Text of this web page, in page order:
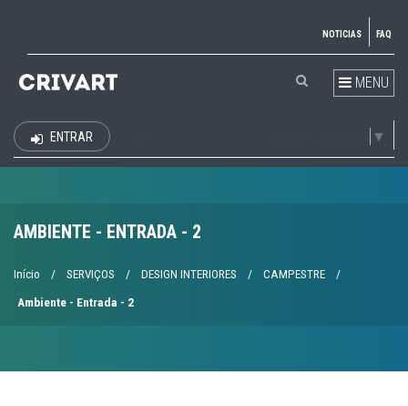
NOTICIAS FAQ
MENU
▼
ENTRAR
AMBIENTE - ENTRADA - 2
Início / SERVIÇOS / DESIGN INTERIORES / CAMPESTRE /
Ambiente - Entrada - 2